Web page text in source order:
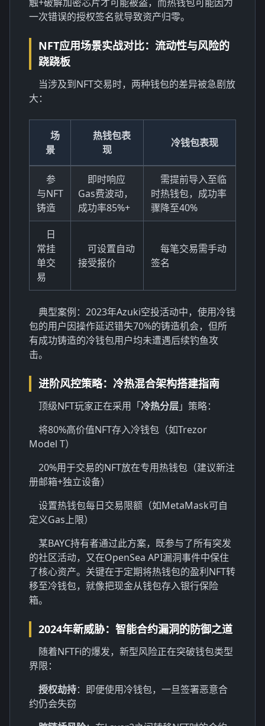
一次错误的授权签名就导致资产归零。
NFT应用场景实战对比：流动性与风险的
跷跷板
当涉及到NFT交易时，两种钱包的差异被急剧放
大：
场
景
热钱包表
现
冷钱包表现
参
与NFT
铸造
即时响应
Gas费波动，
成功率85%+
需提前导入至临
时热钱包，成功率
骤降至40%
日
常挂
单交
易
可设置自动
接受报价
每笔交易需手动
签名
典型案例：2023年Azuki空投活动中，使用冷钱
包的用户因操作延迟错失70%的铸造机会，但所
有成功铸造的冷钱包用户均未遭遇后续钓鱼攻
击。
进阶风控策略：冷热混合架构搭建指南
顶级NFT玩家正在采用「冷热分层」策略：
将80%高价值NFT存入冷钱包（如Trezor
Model T）
20%用于交易的NFT放在专用热钱包（建议新注
册邮箱+独立设备）
设置热钱包每日交易限额（如MetaMask可自
定义Gas上限）
某BAYC持有者通过此方案，既参与了所有突发
的社区活动，又在OpenSea API漏洞事件中保住
了核心资产。关键在于定期将热钱包的盈利NFT转
移至冷钱包，就像把现金从钱包存入银行保险
箱。
2024年新威胁：智能合约漏洞的防御之道
随着NFTFi的爆发，新型风险正在突破钱包类型
界限：
授权劫持：即便使用冷钱包，一旦签署恶意合
约仍会失窃